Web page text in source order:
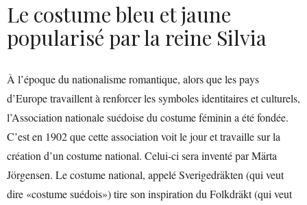
Le costume bleu et jaune
popularisé par la reine Silvia
À l’époque du nationalisme romantique, alors que les pays
d’Europe travaillent à renforcer les symboles identitaires et culturels,
l’Association nationale suédoise du costume féminin a été fondée.
C’est en 1902 que cette association voit le jour et travaille sur la
création d’un costume national. Celui-ci sera inventé par Märta
Jörgensen. Le costume national, appelé Sverigedräkten (qui veut
dire «costume suédois») tire son inspiration du Folkdräkt (qui veut